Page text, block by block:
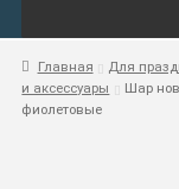
Главная Для
и аксессуары
Шар
фиолетовые